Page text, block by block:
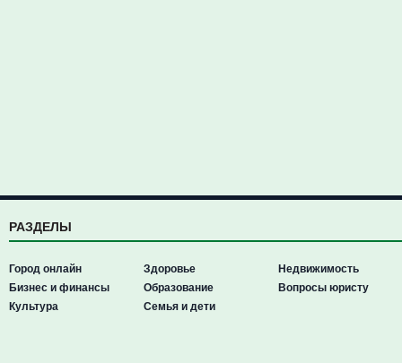
РАЗДЕЛЫ
Город онлайн
Бизнес и финансы
Культура
Здоровье
Образование
Семья и дети
Недвижимость
Вопросы юристу